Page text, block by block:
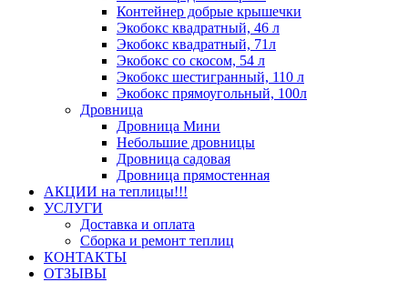
Контейнер добрые крышечки
Экобокс квадратный, 46 л
Экобокс квадратный, 71л
Экобокс со скосом, 54 л
Экобокс шестигранный, 110 л
Экобокс прямоугольный, 100л
Дровница
Дровница Мини
Небольшие дровницы
Дровница садовая
Дровница прямостенная
АКЦИИ на теплицы!!!
УСЛУГИ
Доставка и оплата
Сборка и ремонт теплиц
КОНТАКТЫ
ОТЗЫВЫ